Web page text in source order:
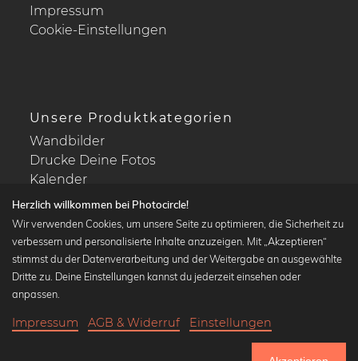
Impressum
Cookie-Einstellungen
Unsere Produktkategorien
Wandbilder
Drucke Deine Fotos
Kalender
Beliebte Kollektionen
Wandbilder in schwarz-weiß
Klassiker der Kunstgeschichte
Herzlich willkommen bei Photocircle!
Wir verwenden Cookies, um unsere Seite zu optimieren, die Sicherheit zu
verbessern und personalisierte Inhalte anzuzeigen. Mit „Akzeptieren“
stimmst du der Datenverarbeitung und der Weitergabe an ausgewählte
Dritte zu. Deine Einstellungen kannst du jederzeit einsehen oder
anpassen.
Impressum AGB & Widerruf Einstellungen